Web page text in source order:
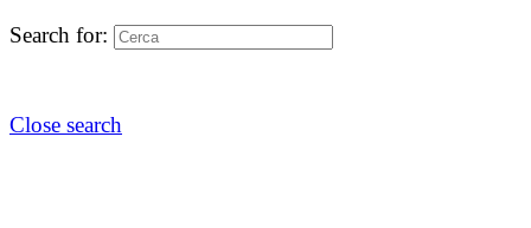
Search for:
Close search